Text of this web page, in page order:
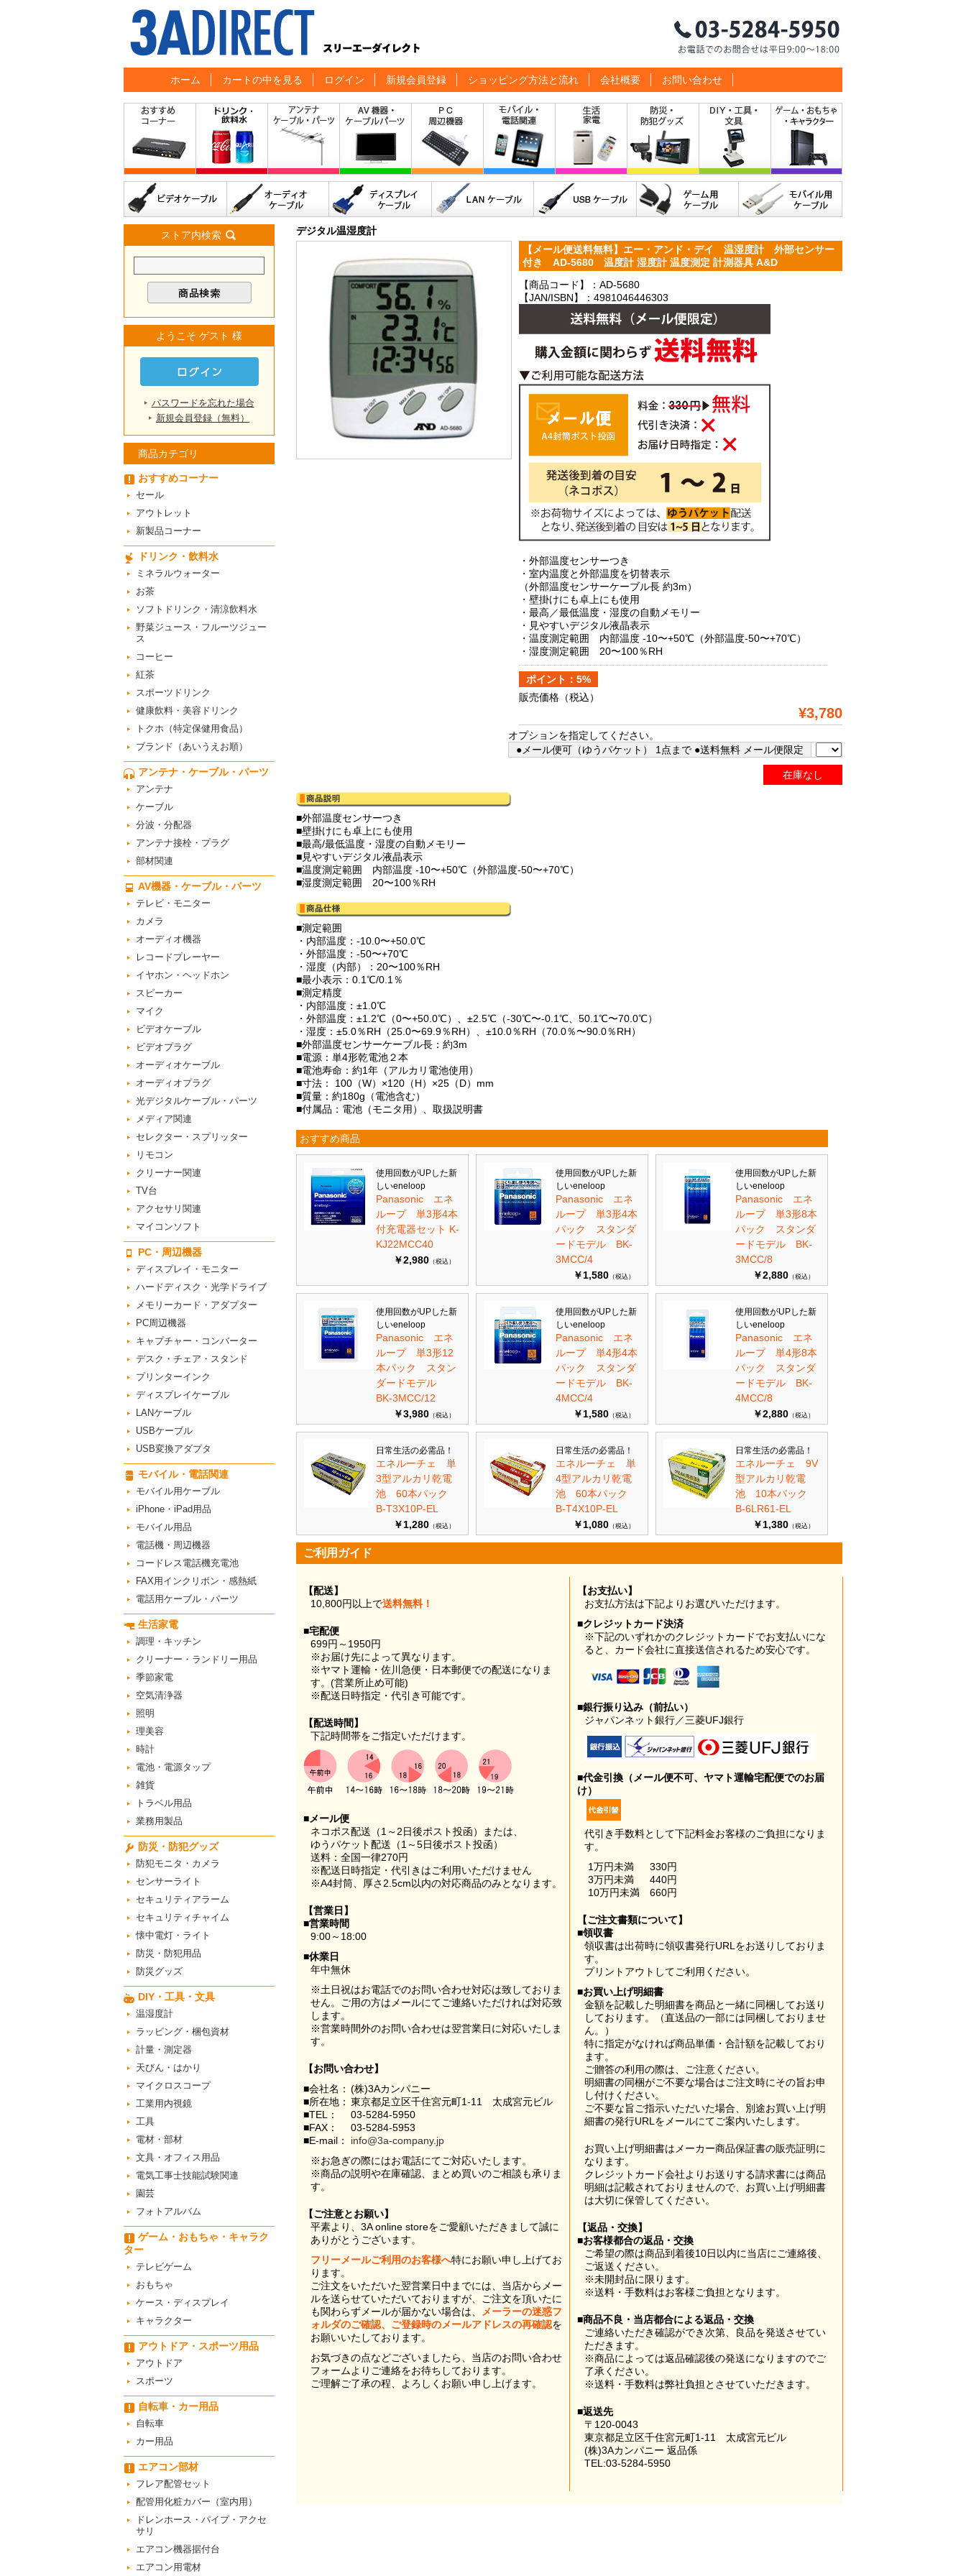
ホーム カートの中を見る ログイン 新規会員登録 ショッピング方法と流れ 会社概要 お問い合わせ
ストア内検索
ようこそ ゲスト 様
パスワードを忘れた場合
新規会員登録（無料）
商品カテゴリ
おすすめコーナー
セール
アウトレット
新製品コーナー
ドリンク・飲料水
ミネラルウォーター
お茶
ソフトドリンク・清涼飲料水
野菜ジュース・フルーツジュー
ス
コーヒー
紅茶
スポーツドリンク
健康飲料・美容ドリンク
トクホ（特定保健用食品）
ブランド（あいうえお順）
アンテナ・ケーブル・パーツ
アンテナ
ケーブル
分波・分配器
アンテナ接栓・プラグ
部材関連
AV機器・ケーブル・パーツ
テレビ・モニター
カメラ
オーディオ機器
レコードプレーヤー
イヤホン・ヘッドホン
スピーカー
マイク
ビデオケーブル
ビデオプラグ
オーディオケーブル
オーディオプラグ
光デジタルケーブル・パーツ
メディア関連
セレクター・スプリッター
リモコン
クリーナー関連
TV台
アクセサリ関連
マイコンソフト
PC・周辺機器
ディスプレイ・モニター
ハードディスク・光学ドライブ
メモリーカード・アダプター
PC周辺機器
キャプチャー・コンバーター
デスク・チェア・スタンド
プリンターインク
ディスプレイケーブル
LANケーブル
USBケーブル
USB変換アダプタ
モバイル・電話関連
モバイル用ケーブル
iPhone・iPad用品
モバイル用品
電話機・周辺機器
コードレス電話機充電池
FAX用インクリボン・感熱紙
電話用ケーブル・パーツ
生活家電
調理・キッチン
クリーナー・ランドリー用品
季節家電
空気清浄器
照明
理美容
時計
電池・電源タップ
雑貨
トラベル用品
業務用製品
防災・防犯グッズ
防犯モニタ・カメラ
センサーライト
セキュリティアラーム
セキュリティチャイム
懐中電灯・ライト
防災・防犯用品
防災グッズ
DIY・工具・文具
温湿度計
ラッピング・梱包資材
計量・測定器
天びん・はかり
マイクロスコープ
工業用内視鏡
工具
電材・部材
文具・オフィス用品
電気工事士技能試験関連
園芸
フォトアルバム
ゲーム・おもちゃ・キャラク
ター
テレビゲーム
おもちゃ
ケース・ディスプレイ
キャラクター
アウトドア・スポーツ用品
アウトドア
スポーツ
自転車・カー用品
自転車
カー用品
エアコン部材
フレア配管セット
配管用化粧カバー（室内用）
ドレンホース・パイプ・アクセ
サリ
エアコン機器据付台
エアコン用電材
デジタル温湿度計
【メール便送料無料】エー・アンド・デイ 温湿度計 外部センサー
付き AD-5680 温度計 湿度計 温度測定 計測器具 A&D
【商品コード】：AD-5680
【JAN/ISBN】：4981046446303
・外部温度センサーつき
・室内温度と外部温度を切替表示
（外部温度センサーケーブル長 約3m）
・壁掛けにも卓上にも使用
・最高／最低温度・湿度の自動メモリー
・見やすいデジタル液晶表示
・温度測定範囲 内部温度 -10〜+50℃（外部温度-50〜+70℃）
・湿度測定範囲 20〜100％RH
ポイント：5%
販売価格 （税込）
¥3,780
オプションを指定してください。
●メール便可（ゆうパケット） 1点まで ●送料無料 メール便限定
在庫なし
■外部温度センサーつき
■壁掛けにも卓上にも使用
■最高/最低温度・湿度の自動メモリー
■見やすいデジタル液晶表示
■温度測定範囲 内部温度 -10〜+50℃（外部温度-50〜+70℃）
■湿度測定範囲 20〜100％RH
■測定範囲
・内部温度：-10.0〜+50.0℃
・外部温度：-50〜+70℃
・湿度（内部）：20〜100％RH
■最小表示：0.1℃/0.1％
■測定精度
・内部温度：±1.0℃
・外部温度：±1.2℃（0〜+50.0℃）、±2.5℃（-30℃〜-0.1℃、50.1℃〜70.0℃）
・湿度：±5.0％RH（25.0〜69.9％RH）、±10.0％RH（70.0％〜90.0％RH）
■外部温度センサーケーブル長：約3m
■電源：単4形乾電池２本
■電池寿命：約1年（アルカリ電池使用）
■寸法： 100（W）×120（H）×25（D）mm
■質量：約180g（電池含む）
■付属品：電池（モニタ用）、取扱説明書
おすすめ商品
使用回数がUPした新
しいeneloop
Panasonic エネ
ループ 単3形4本
付充電器セット K-
KJ22MCC40
￥2,980 （税込）
使用回数がUPした新
しいeneloop
Panasonic エネ
ループ 単3形4本
パック スタンダ
ードモデル BK-
3MCC/4
￥1,580 （税込）
使用回数がUPした新
しいeneloop
Panasonic エネ
ループ 単3形8本
パック スタンダ
ードモデル BK-
3MCC/8
￥2,880 （税込）
使用回数がUPした新
しいeneloop
Panasonic エネ
ループ 単3形12
本パック スタン
ダードモデル
BK-3MCC/12
￥3,980 （税込）
使用回数がUPした新
しいeneloop
Panasonic エネ
ループ 単4形4本
パック スタンダ
ードモデル BK-
4MCC/4
￥1,580 （税込）
使用回数がUPした新
しいeneloop
Panasonic エネ
ループ 単4形8本
パック スタンダ
ードモデル BK-
4MCC/8
￥2,880 （税込）
日常生活の必需品！
エネルーチェ 単
3型アルカリ乾電
池 60本パック
B-T3X10P-EL
￥1,280 （税込）
日常生活の必需品！
エネルーチェ 単
4型アルカリ乾電
池 60本パック
B-T4X10P-EL
￥1,080 （税込）
日常生活の必需品！
エネルーチェ 9V
型アルカリ乾電
池 10本パック
B-6LR61-EL
￥1,380 （税込）
ご利用ガイド
【配送】
10,800円以上で送料無料！
■宅配便
699円～1950円
※お届け先によって異なります。
※ヤマト運輸・佐川急便・日本郵便での配送になりま
す。(営業所止め可能)
※配送日時指定・代引き可能です。
【配送時間】
下記時間帯をご指定いただけます。
■メール便
ネコポス配送（1～2日後ポスト投函）または、
ゆうパケット配送（1～5日後ポスト投函）
送料：全国一律270円
※配送日時指定・代引きはご利用いただけません
※A4封筒、厚さ2.5cm以内の対応商品のみとなります。
【営業日】
■営業時間
9:00～18:00
■休業日
年中無休
※土日祝はお電話でのお問い合わせ対応は致しておりま
せん。ご用の方はメールにてご連絡いただければ対応致
します。
※営業時間外のお問い合わせは翌営業日に対応いたしま
す。
【お問い合わせ】
■会社名： (株)3Aカンパニー
■所在地： 東京都足立区千住宮元町1-11 太成宮元ビル
■TEL：
03-5284-5950
■FAX：
03-5284-5953
■E-mail：
info@3a-company.jp
※お急ぎの際にはお電話にてご対応いたします。
※商品の説明や在庫確認、まとめ買いのご相談も承りま
す。
【ご注意とお願い】
平素より、3A online storeをご愛顧いただきまして誠に
ありがとうございます。
フリーメールご利用のお客様へ特にお願い申し上げてお
ります。
ご注文をいただいた翌営業日中までには、当店からメー
ルを送らせていただいておりますが、ご注文を頂いたに
も関わらずメールが届かない場合は、
メーラーの迷惑フ
ォルダのご確認、ご登録時のメールアドレスの再確認を
お願いいたしております。
お気づきの点などございましたら、当店のお問い合わせ
フォームよりご連絡をお待ちしております。
ご理解ご了承の程、よろしくお願い申し上げます。
【お支払い】
お支払方法は下記よりお選びいただけます。
■クレジットカード決済
※下記のいずれかのクレジットカードでお支払いにな
ると、カード会社に直接送信されるため安心です。
■銀行振り込み（前払い）
ジャパンネット銀行／三菱UFJ銀行
■代金引換（メール便不可、ヤマト運輸宅配便でのお届
け）
代引き手数料として下記料金お客様のご負担になりま
す。
1万円未満
330円
3万円未満
440円
10万円未満
660円
【ご注文書類について】
■領収書
領収書は出荷時に領収書発行URLをお送りしておりま
す。
プリントアウトしてご利用ください。
■お買い上げ明細書
金額を記載した明細書を商品と一緒に同梱してお送り
しております。（直送品の一部には同梱しておりませ
ん。）
特に指定がなければ商品単価・合計額を記載しており
ます。
ご贈答の利用の際は、ご注意ください。
明細書の同梱がご不要な場合はご注文時にその旨お申
し付けください。
ご不要な旨ご指示いただいた場合、別途お買い上げ明
細書の発行URLをメールにてご案内いたします。
お買い上げ明細書はメーカー商品保証書の販売証明に
なります。
クレジットカード会社よりお送りする請求書には商品
明細は記載されておりませんので、お買い上げ明細書
は大切に保管してください。
【返品・交換】
■お客様都合の返品・交換
ご希望の際は商品到着後10日以内に当店にご連絡後、
ご返送ください。
※未開封品に限ります。
※送料・手数料はお客様ご負担となります。
■商品不良・当店都合による返品・交換
ご連絡いただき確認ができ次第、良品を発送させてい
ただきます。
※商品によっては返品確認後の発送になりますのでご
了承ください。
※送料・手数料は弊社負担とさせていただきます。
■返送先
〒120-0043
東京都足立区千住宮元町1-11 太成宮元ビル
(株)3Aカンパニー 返品係
TEL:03-5284-5950